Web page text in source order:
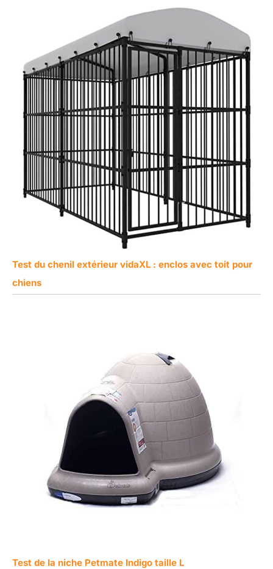
Test du chenil extérieur vidaXL : enclos avec toit pour
chiens
Test de la niche Petmate Indigo taille L